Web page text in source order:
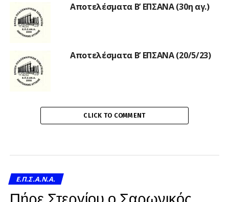
Αποτελέσματα Β’ ΕΠΣΑΝΑ (30η αγ.)
Αποτελέσματα Β’ ΕΠΣΑΝΑ (20/5/23)
CLICK TO COMMENT
Ε.Π.Σ.Α.Ν.Α.
Πήρε Στεργίου ο Σαρωνικός